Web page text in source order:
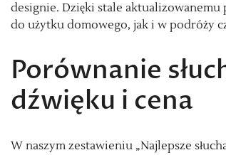
designie. Dzięki stale
do użytku domowego, jak i w podróży
Porównanie
dźwięku i cena
W naszym zestawieniu „Najlepsze